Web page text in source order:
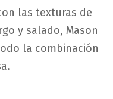
las texturas de
y salado, Mason
la combinación